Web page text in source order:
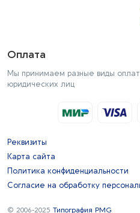
© 2006-2025 Типография PMG
Оплата
Мы принимаем разные виды
юридических лиц
Реквизиты
Карта сайта
Политика конфиденциальности
Согласие на обработку